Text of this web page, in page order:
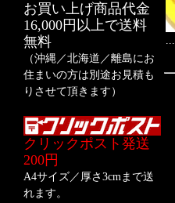
お買い上げ商品代金
16,000円以上で送料
無料
（沖縄／北海道／離島にお
住まいの方は別途お見積も
りさせて頂きます）
クリックポスト発送
200円
A4サイズ／厚さ3cmまで送
れます。
...